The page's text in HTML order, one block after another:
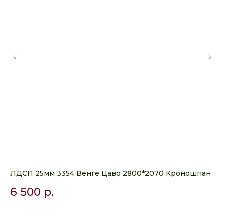
ЛДСП 25мм 3354 Венге Цаво 2800*2070 Кроношпан
6 500 р.